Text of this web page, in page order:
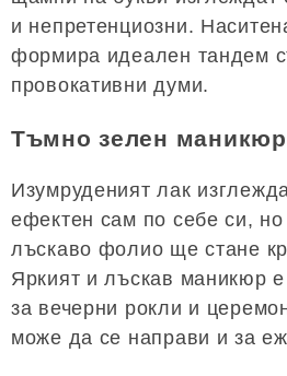
и непретенциозни.
формира идеален тандем
провокативни думи.
Тъмно зелен
Изумруденият лак
ефектен сам по себе си,
лъскаво фолио ще стане
Яркият и лъскав маникюр
за вечерни рокли и
може да се направи и за